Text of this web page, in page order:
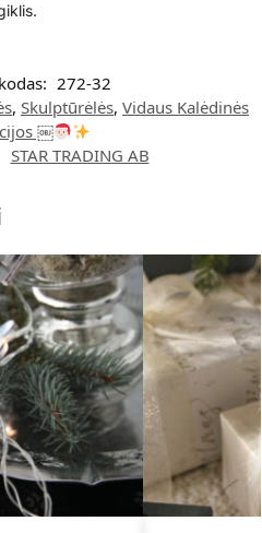
272-32
, Skulptūrėlės, Vidaus Kalėdinės
￼
STAR TRADING AB